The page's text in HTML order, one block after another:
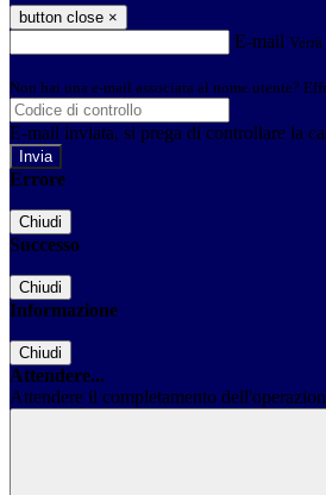
button close ×
E-mail
Non hai una e-mail associata al nome utente?
E-mail inviata, si prega di controllare la
Errore
Chiudi
Successo
Chiudi
Informazione
Chiudi
Attendere...
Attendere il completamento